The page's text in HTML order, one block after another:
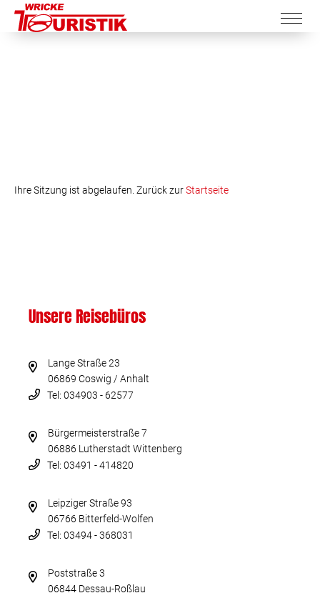
Ihre Sitzung ist abgelaufen. Zurück zurStartseite
Unsere Reisebüros
Lange Straße 23
06869 Coswig / Anhalt
Tel: 034903 - 62577
Bürgermeisterstraße 7
06886 Lutherstadt Wittenberg
Tel: 03491 - 414820
Leipziger Straße 93
06766 Bitterfeld-Wolfen
Tel: 03494 - 368031
Poststraße 3
06844 Dessau-Roßlau